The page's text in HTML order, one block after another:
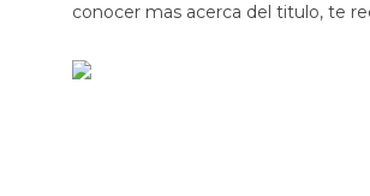
conocer mas acerca del titulo, te